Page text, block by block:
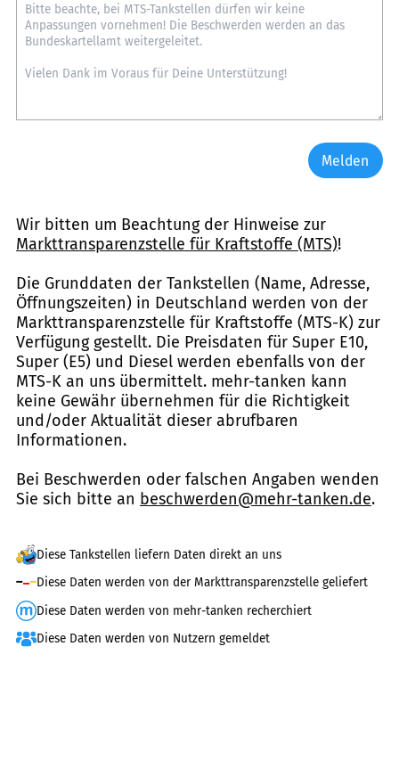
Melden
Wir bitten um Beachtung der Hinweise zur
Markttransparenzstelle für Kraftstoffe (MTS)!
Die Grunddaten der Tankstellen (Name, Adresse,
Öffnungszeiten) in Deutschland werden von der
Markttransparenzstelle für Kraftstoffe (MTS-K) zur
Verfügung gestellt. Die Preisdaten für Super E10,
Super (E5) und Diesel werden ebenfalls von der
MTS-K an uns übermittelt. mehr-tanken kann
keine Gewähr übernehmen für die Richtigkeit
und/oder Aktualität dieser abrufbaren
Informationen.
Bei Beschwerden oder falschen Angaben wenden
Sie sich bitte an beschwerden@mehr-tanken.de.
Diese Tankstellen liefern Daten direkt an uns
Diese Daten werden von der Markttransparenzstelle geliefert
Diese Daten werden von mehr-tanken recherchiert
Diese Daten werden von Nutzern gemeldet